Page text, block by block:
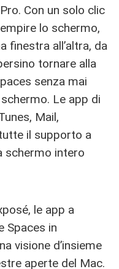
Con un solo clic
lo schermo,
finestra all’altra, da
tornare alla
senza mai
Le app di
Mail,
il supporto a
schermo intero
le app a
Spaces in
visione d’insieme
aperte del Mac.